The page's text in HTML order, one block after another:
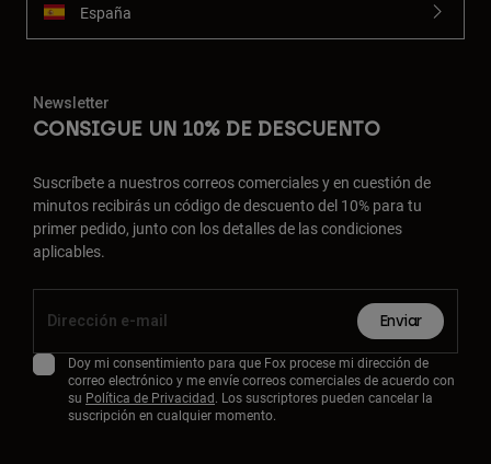
España
Newsletter
CONSIGUE UN 10% DE DESCUENTO
Suscríbete a nuestros correos comerciales y en cuestión de
minutos recibirás un código de descuento del 10% para tu
primer pedido, junto con los detalles de las condiciones
aplicables.
Enviar
Doy mi consentimiento para que Fox procese mi dirección de
correo electrónico y me envíe correos comerciales de acuerdo con
su Política de Privacidad. Los suscriptores pueden cancelar la
suscripción en cualquier momento.